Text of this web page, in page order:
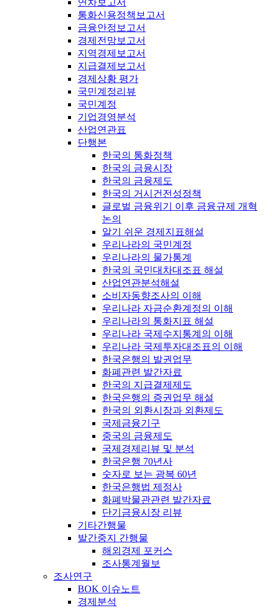
연차보고서
통화신용정책보고서
금융안정보고서
경제전망보고서
지역경제보고서
지급결제보고서
경제상황 평가
국민계정리뷰
국민계정
기업경영분석
산업연관표
단행본
한국의 통화정책
한국의 금융시장
한국의 금융제도
한국의 거시건전성정책
글로벌 금융위기 이후 금융규제 개혁
논의
알기 쉬운 경제지표해설
우리나라의 국민계정
우리나라의 물가통계
한국의 국민대차대조표 해설
산업연관분석해설
소비자동향조사의 이해
우리나라 자금순환계정의 이해
우리나라의 통화지표 해설
우리나라 국제수지통계의 이해
우리나라 국제투자대조표의 이해
한국은행의 발권업무
화폐관련 발간자료
한국의 지급결제제도
한국은행의 증권업무 해설
한국의 외환시장과 외환제도
국제금융기구
중국의 금융제도
국제경제리뷰 및 분석
한국은행 70년사
숫자로 보는 광복 60년
한국은행법 제정사
화폐박물관관련 발간자료
단기금융시장 리뷰
기타간행물
발간중지 간행물
해외경제 포커스
조사통계월보
조사연구
BOK 이슈노트
경제분석